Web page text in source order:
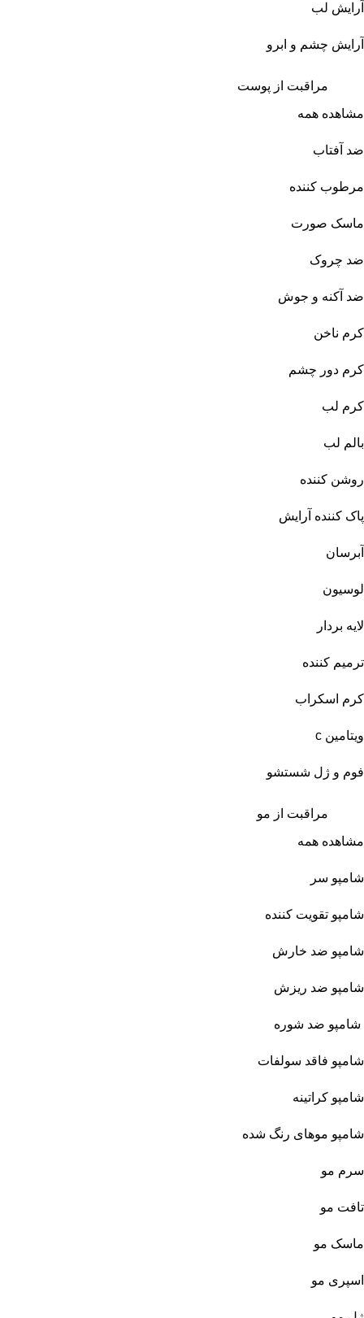
آرایش لب
آرایش چشم و ابرو
مراقبت از پوست
مشاهده همه
ضد آفتاب
مرطوب کننده
ماسک صورت
ضد چروک
ضد آکنه و جوش
کرم ناخن
کرم دور چشم
کرم لب
بالم لب
روشن کننده
پاک کننده آرایش
آبرسان
لوسیون
لایه بردار
ترمیم کننده
کرم اسکراب
ویتامین c
فوم و ژل شستشو
مراقبت از مو
مشاهده همه
شامپو سر
شامپو تقویت کننده
شامپو ضد خارش
شامپو ضد ریزش
شامپو ضد شوره
شامپو فاقد سولفات
شامپو کراتینه
شامپو موهای رنگ شده
سرم مو
تافت مو
ماسک مو
اسپری مو